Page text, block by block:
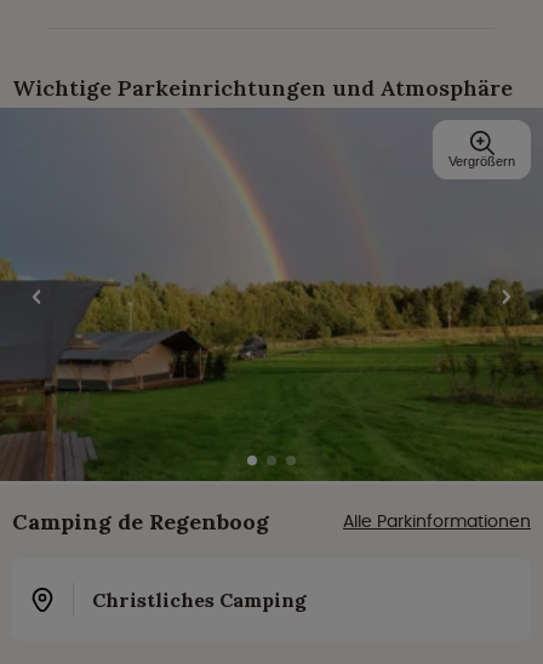
Wichtige Parkeinrichtungen und Atmosphäre
Vergrößern
Camping de Regenboog Alle Parkinformationen
Christliches Camping